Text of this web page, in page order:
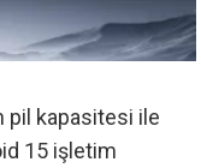
pil kapasitesi ile
15 işletim